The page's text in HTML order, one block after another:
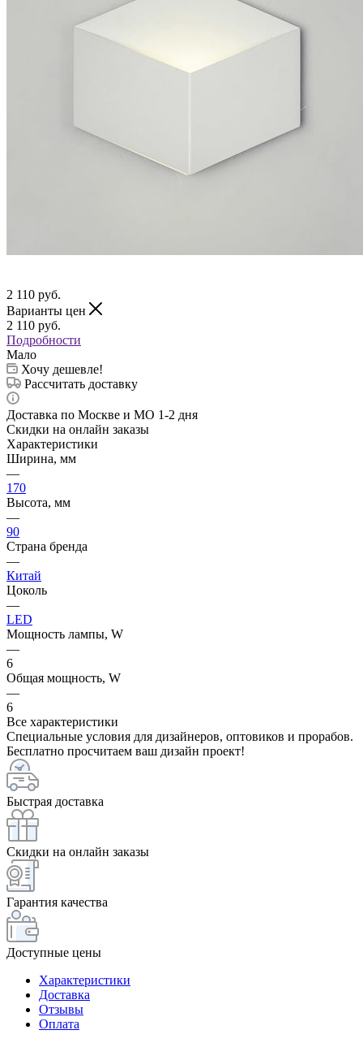
2 110 руб.
Варианты цен
2 110 руб.
Подробности
Мало
Хочу дешевле!
Рассчитать доставку
Доставка по Москве и МО 1-2 дня
Скидки на онлайн заказы
Характеристики
Ширина, мм
—
170
Высота, мм
—
90
Страна бренда
—
Китай
Цоколь
—
LED
Мощность лампы, W
—
6
Общая мощность, W
—
6
Все характеристики
Специальные условия для дизайнеров, оптовиков и прорабов.
Бесплатно просчитаем ваш дизайн проект!
Быстрая доставка
Скидки на онлайн заказы
Гарантия качества
Доступные цены
Характеристики
Доставка
Отзывы
Оплата